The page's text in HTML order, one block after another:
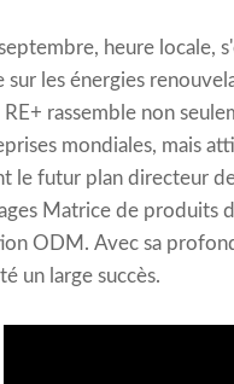
heure locale,
sur les énergies
rassemble non
mondiales, mais
le futur plan directeur
Matrice de produits
ODM. Avec sa
un large succès.